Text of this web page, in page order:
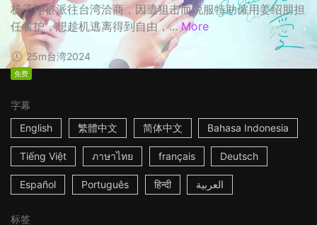
杨子翔被派往台湾洽商，因遭狙击而说服特助僱用姜绍朋担
任看护，想趁机逃离得到自由，... More
25m台湾2024
免费
字幕
English
繁體中文 简体中文 Bahasa Indonesia
Tiếng Việt ภาษาไทย français Deutsch
Español Português हिन्दी العربية
标签